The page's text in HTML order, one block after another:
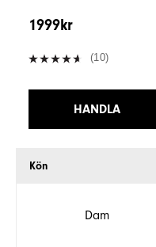
1999kr
(10)
HANDLA
Kön
Dam